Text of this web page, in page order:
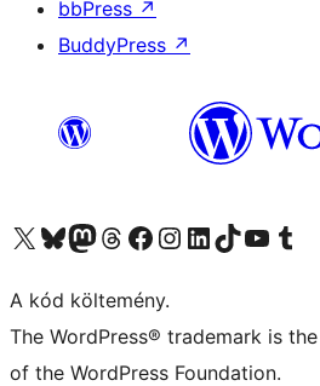
bbPress ↗
BuddyPress ↗
Visit our X (formerly Twitter) account
Visit our Bluesky account
Twitter csatornánk
Visit our Threads account
Facebook oldalunk megtekintése
Visit our Instagram account
Visit our LinkedIn account
Visit our TikTok account
Visit our YouTube
Visit our
A kód költemény.
The WordPress® trademark is
of the WordPress Foundation.